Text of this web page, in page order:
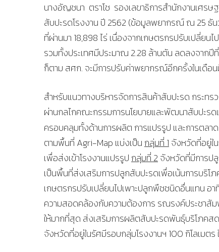
นางอัญชนา ตราโช รองเลขาธิการสำนักงานเศร
สับปะรดโรงงาน ปี 2562 (ข้อมูลพยากรณ์ ณ 25 ธัน
ที่ผ่านมา 18,898 ไร่ เนื่องจากเกษตรกรปรับเปลี่ย
รวมทั้งประเทศมีประมาณ 2.28 ล้านตัน ลดลงจากปี
ก็ตาม สศก. จะมีการปรับค่าพยากรณ์อีกครั้งในเดือ
สำหรับแนวทางบริหารจัดการสินค้าสับปะรด กระท
ผ่านกลไกคณะกรรมการนโยบายและพัฒนาสับปะร
ครอบคลุมทั้งด้านการผลิต การแปรรูป และการตลา
ตามพื้นที่ Agri-Map แบ่งเป็น กลุ่มที่ 1 จังหวัดที่อยู่ใ
เพื่อส่งเข้าโรงงานแปรรูป กลุ่มที่ 2 จังหวัดที่มีการป
เป็นพื้นที่ส่งเสริมการปลูกสับปะรดเพื่อเน้นการบริโ
เกษตรกรปรับเปลี่ยนไปเพาะปลูกพืชชนิดอื่นแทน อ
ความสอดคล้องกับความต้องการ รณรงค์ประชา
ให้มากที่สุด ส่งเสริมการผลิตสับปะรดพันธุ์บริโภค
จังหวัดที่อยู่ในรัศมีรอบกลุ่มโรงงานฯ 100 กิโลเมตร